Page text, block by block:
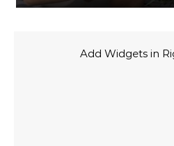
Add Widgets in